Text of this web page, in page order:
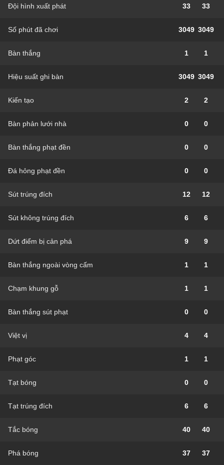
Đội hình xuất phát 33 33
Số phút đã chơi 3049 3049
Bàn thắng 1 1
Hiệu suất ghi bàn 3049 3049
Kiến tạo 2 2
Bàn phản lưới nhà 0 0
Bàn thắng phạt đền 0 0
Đá hỏng phạt đền 0 0
Sút trúng đích 12 12
Sút không trúng đích 6 6
Dứt điểm bị cản phá 9 9
Bàn thắng ngoài vòng cấm 1 1
Chạm khung gỗ 1 1
Bàn thắng sút phạt 0 0
Việt vị 4 4
Phạt góc 1 1
Tạt bóng 0 0
Tạt trúng đích 6 6
Tắc bóng 40 40
Phá bóng 37 37